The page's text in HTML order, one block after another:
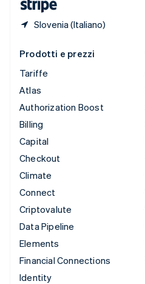
Slovenia (Italiano)
Prodotti e prezzi
Tariffe
Atlas
Authorization Boost
Billing
Capital
Checkout
Climate
Connect
Criptovalute
Data Pipeline
Elements
Financial Connections
Identity